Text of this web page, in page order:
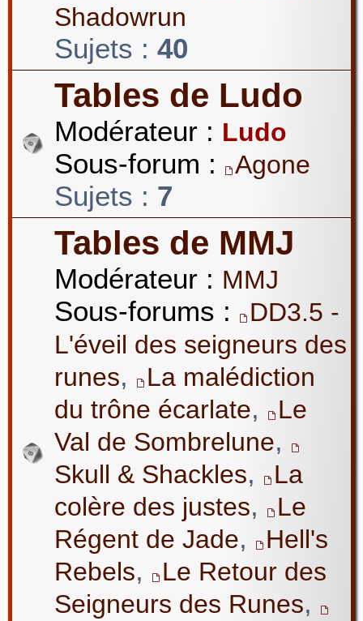
Shadowrun
Sujets : 40
Tables de Ludo
Modérateur : Ludo
Sous-forum : Agone
Sujets : 7
Tables de MMJ
Modérateur : MMJ
Sous-forums :
DD3.5 -
L'éveil des seigneurs des
runes,
La malédiction
du trône écarlate,
Le
Val de Sombrelune,
Skull & Shackles,
La
colère des justes,
Le
Régent de Jade,
Hell's
Rebels,
Le Retour des
Seigneurs des Runes,